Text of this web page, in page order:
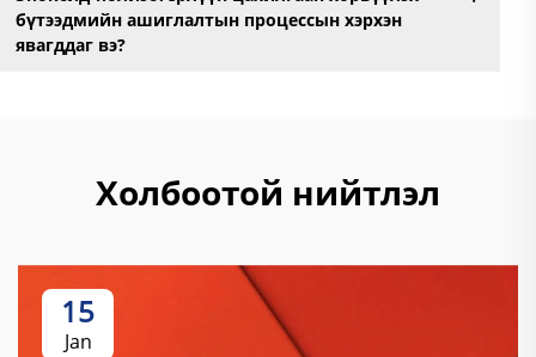
бүтээдмийн ашиглалтын процессын хэрхэн
явагддаг вэ?
Холбоотой нийтлэл
15
Jan